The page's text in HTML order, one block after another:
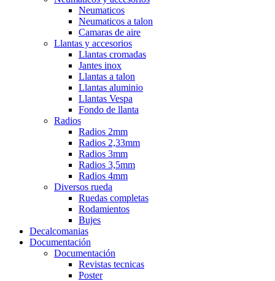
Neumaticos
Neumaticos a talon
Camaras de aire
Llantas y accesorios
Llantas cromadas
Jantes inox
Llantas a talon
Llantas aluminio
Llantas Vespa
Fondo de llanta
Radios
Radios 2mm
Radios 2,33mm
Radios 3mm
Radios 3,5mm
Radios 4mm
Diversos rueda
Ruedas completas
Rodamientos
Bujes
Decalcomanias
Documentación
Documentación
Revistas tecnicas
Poster